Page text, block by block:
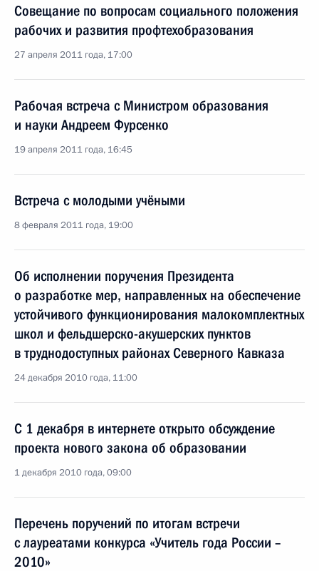
Совещание по вопросам социального положения
рабочих и развития профтехобразования
27 апреля 2011 года, 17:00
Рабочая встреча с Министром образования
и науки Андреем Фурсенко
19 апреля 2011 года, 16:45
Встреча с молодыми учёными
8 февраля 2011 года, 19:00
Об исполнении поручения Президента
о разработке мер, направленных на обеспечение
устойчивого функционирования малокомплектных
школ и фельдшерско-акушерских пунктов
в труднодоступных районах Северного Кавказа
24 декабря 2010 года, 11:00
С 1 декабря в интернете открыто обсуждение
проекта нового закона об образовании
1 декабря 2010 года, 09:00
Перечень поручений по итогам встречи
с лауреатами конкурса «Учитель года России –
2010»